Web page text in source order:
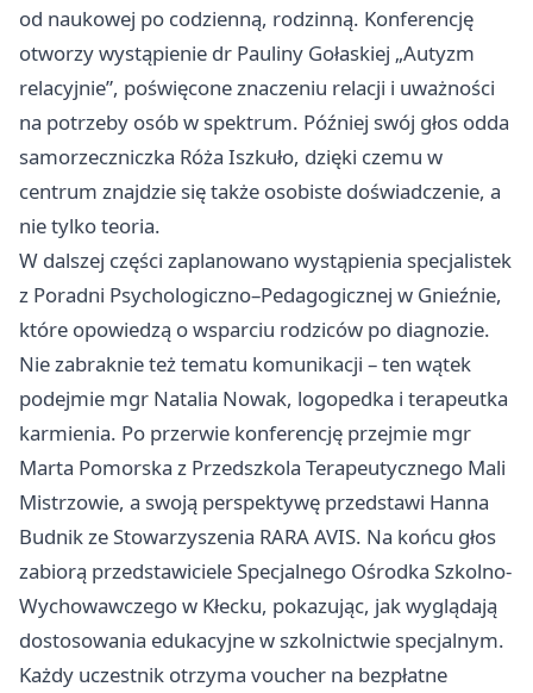
od naukowej po codzienną, rodzinną. Konferencję
otworzy wystąpienie dr Pauliny Gołaskiej „Autyzm
relacyjnie”, poświęcone znaczeniu relacji i uważności
na potrzeby osób w spektrum. Później swój głos odda
samorzeczniczka Róża Iszkuło, dzięki czemu w
centrum znajdzie się także osobiste doświadczenie, a
nie tylko teoria.
W dalszej części zaplanowano wystąpienia specjalistek
z Poradni Psychologiczno–Pedagogicznej w Gnieźnie,
które opowiedzą o wsparciu rodziców po diagnozie.
Nie zabraknie też tematu komunikacji – ten wątek
podejmie mgr Natalia Nowak, logopedka i terapeutka
karmienia. Po przerwie konferencję przejmie mgr
Marta Pomorska z Przedszkola Terapeutycznego Mali
Mistrzowie, a swoją perspektywę przedstawi Hanna
Budnik ze Stowarzyszenia RARA AVIS. Na końcu głos
zabiorą przedstawiciele Specjalnego Ośrodka Szkolno-
Wychowawczego w Kłecku, pokazując, jak wyglądają
dostosowania edukacyjne w szkolnictwie specjalnym.
Każdy uczestnik otrzyma voucher na bezpłatne